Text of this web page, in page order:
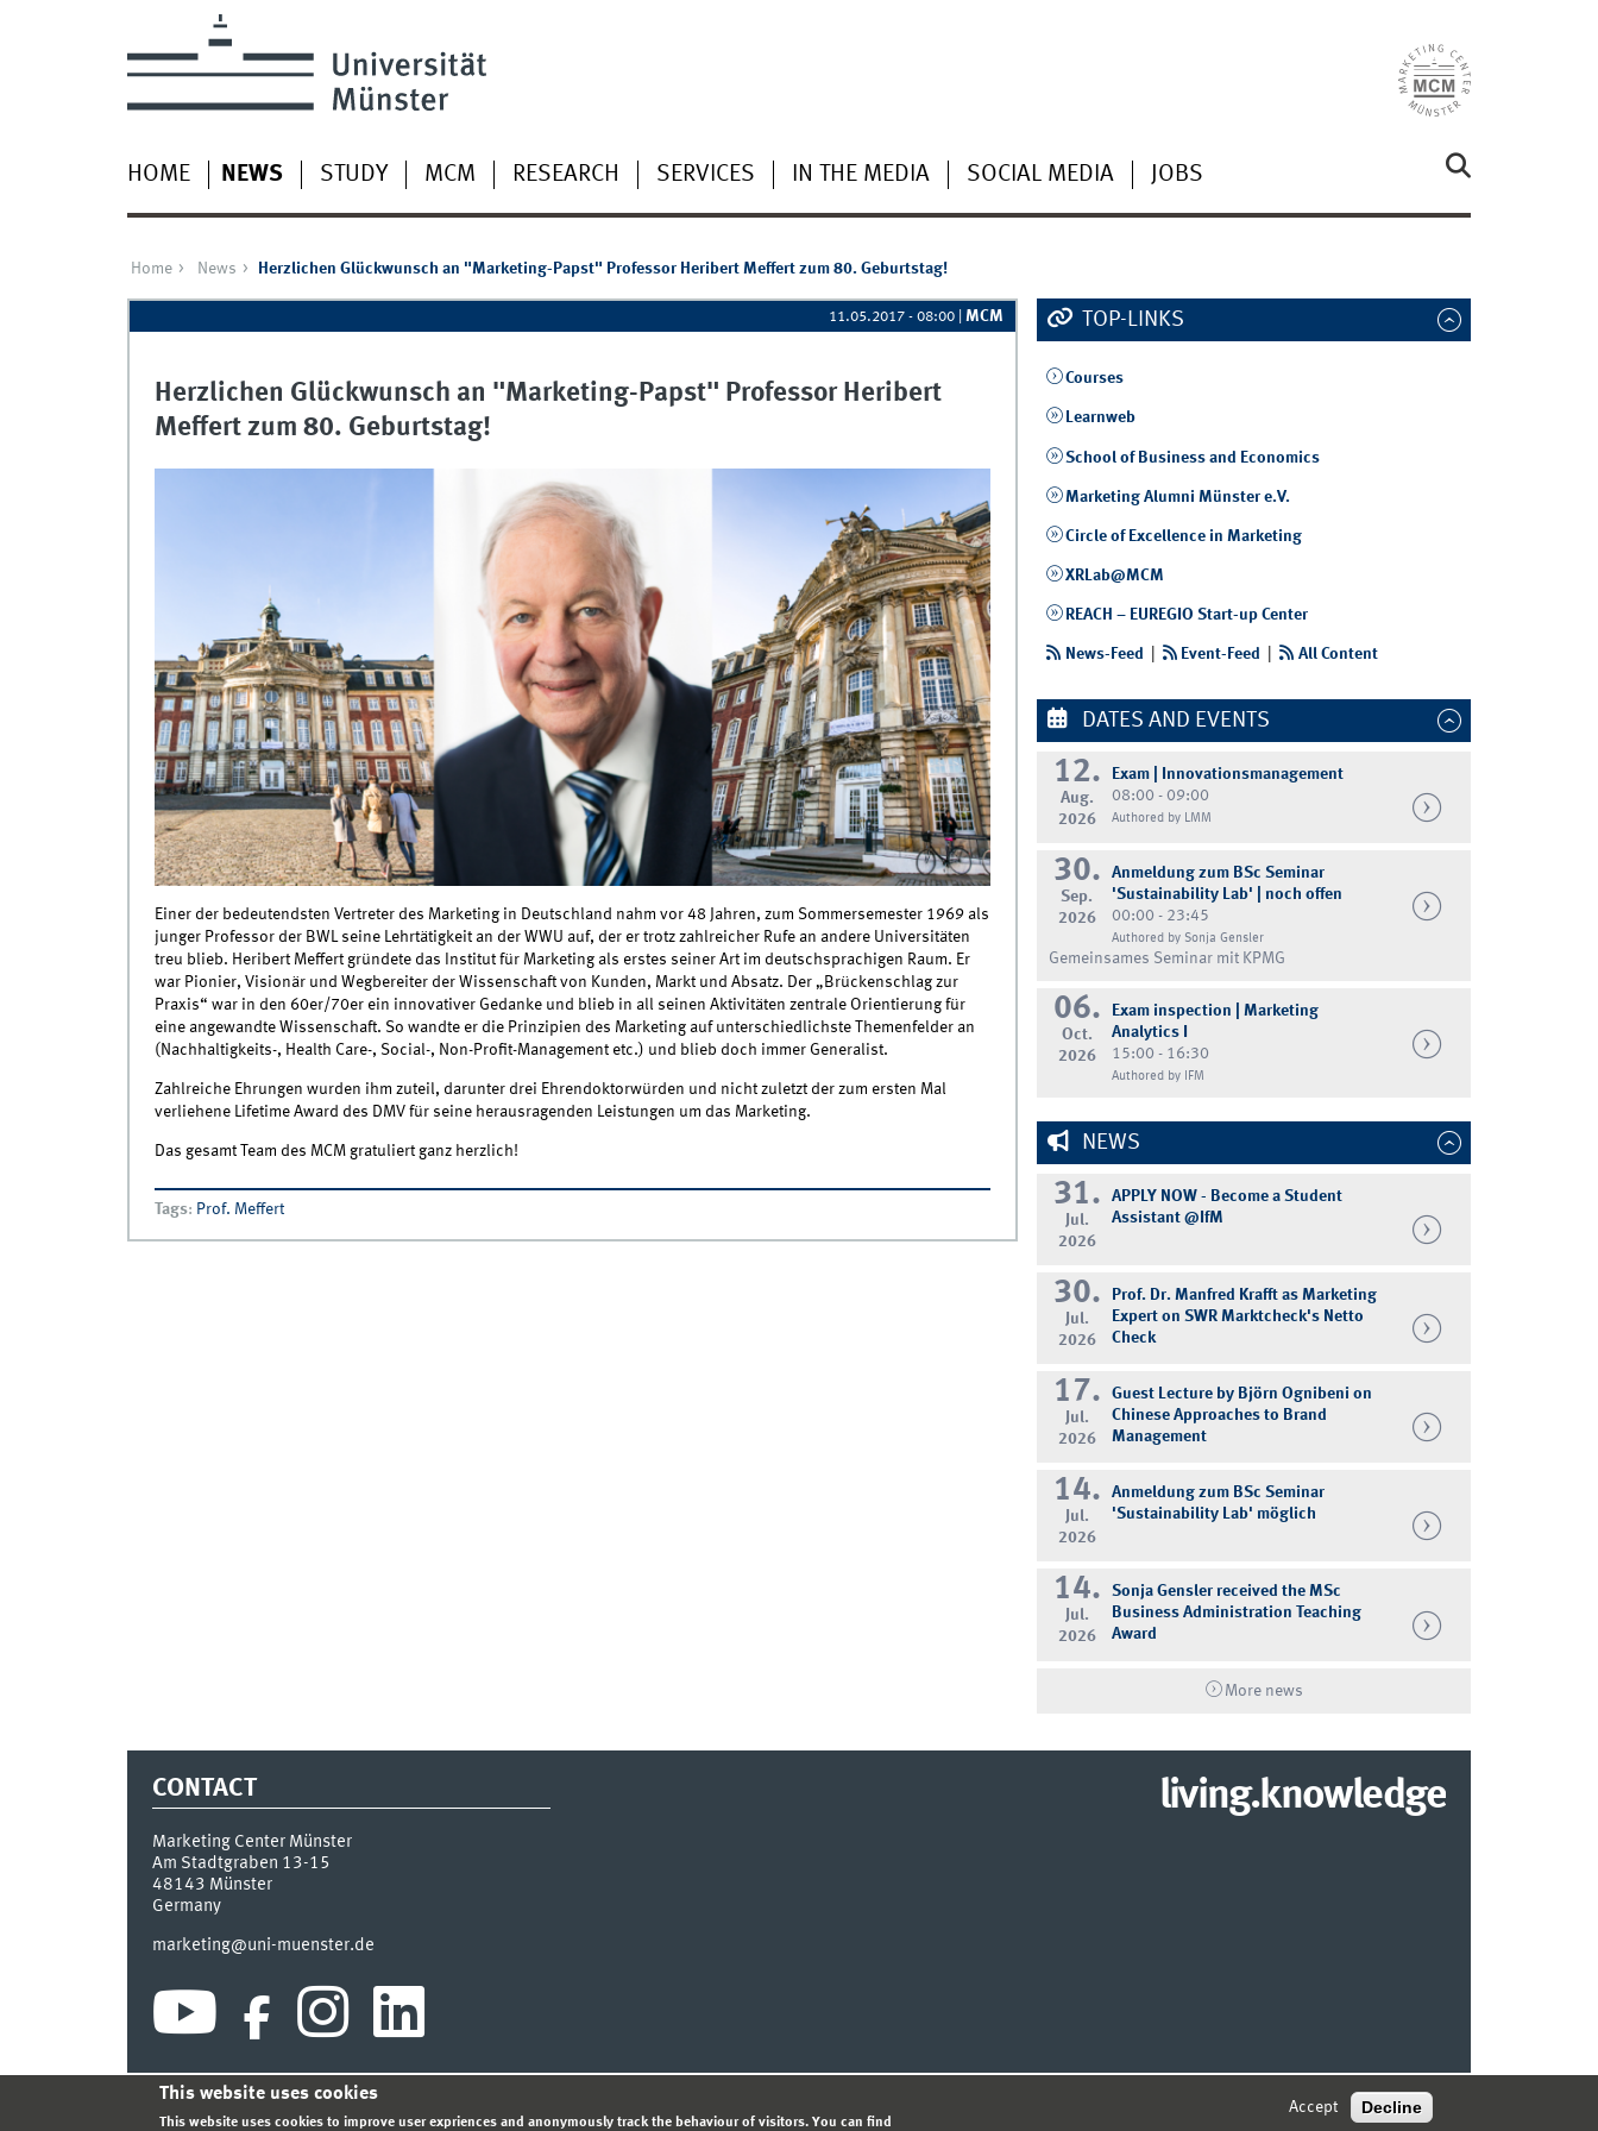
HOME NEWS STUDY MCM RESEARCH SERVICES IN THE MEDIA SOCIAL MEDIA JOBS
Home News Herzlichen Glückwunsch an "Marketing-Papst" Professor Heribert Meffert zum 80. Geburtstag!
11.05.2017 - 08:00 |MCM
Herzlichen Glückwunsch an "Marketing-Papst" Professor Heribert
Meffert zum 80. Geburtstag!
Einer der bedeutendsten Vertreter des Marketing in Deutschland nahm vor 48 Jahren, zum Sommersemester 1969 als
junger Professor der BWL seine Lehrtätigkeit an der WWU auf, der er trotz zahlreicher Rufe an andere Universitäten
treu blieb. Heribert Meffert gründete das Institut für Marketing als erstes seiner Art im deutschsprachigen Raum. Er
war Pionier, Visionär und Wegbereiter der Wissenschaft von Kunden, Markt und Absatz. Der „Brückenschlag zur
Praxis“ war in den 60er/70er ein innovativer Gedanke und blieb in all seinen Aktivitäten zentrale Orientierung für
eine angewandte Wissenschaft. So wandte er die Prinzipien des Marketing auf unterschiedlichste Themenfelder an
(Nachhaltigkeits-, Health Care-, Social-, Non-Profit-Management etc.) und blieb doch immer Generalist.
Zahlreiche Ehrungen wurden ihm zuteil, darunter drei Ehrendoktorwürden und nicht zuletzt der zum ersten Mal
verliehene Lifetime Award des DMV für seine herausragenden Leistungen um das Marketing.
Das gesamt Team des MCM gratuliert ganz herzlich!
Tags: Prof. Meffert
TOP-LINKS
Courses
Learnweb
School of Business and Economics
Marketing Alumni Münster e.V.
Circle of Excellence in Marketing
XRLab@MCM
REACH – EUREGIO Start-up Center
News-Feed Event-Feed | All Content
DATES AND EVENTS
12.
Aug.
2026
Exam | Innovationsmanagement
08:00 - 09:00
Authored by LMM
30.
Sep.
2026
Anmeldung zum BSc Seminar
'Sustainability Lab' | noch offen
00:00 - 23:45
Authored by Sonja Gensler
Gemeinsames Seminar mit KPMG
06.
Oct.
2026
Exam inspection | Marketing
Analytics I
15:00 - 16:30
Authored by IFM
NEWS
31.
Jul.
2026
APPLY NOW - Become a Student
Assistant @IfM
30.
Jul.
2026
Prof. Dr. Manfred Krafft as Marketing
Expert on SWR Marktcheck's Netto
Check
17.
Jul.
2026
Guest Lecture by Björn Ognibeni on
Chinese Approaches to Brand
Management
14.
Jul.
2026
Anmeldung zum BSc Seminar
'Sustainability Lab' möglich
14.
Jul.
2026
Sonja Gensler received the MSc
Business Administration Teaching
Award
More news
CONTACT
Marketing Center Münster
Am Stadtgraben 13-15
48143 Münster
Germany
marketing@uni-muenster.de
living.knowledge
INDEX SITEMAP LOGIN LEGAL NOTICE © 2026 MARKETING CENTER MÜNSTER
This website uses cookies
This website uses cookies to improve user expriences and anonymously track the behaviour of visitors. You can find
Accept Decline